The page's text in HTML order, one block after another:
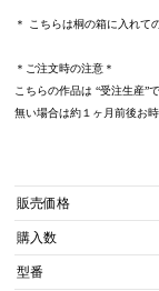
＊ こちらは桐の箱に入れて
＊ご注文時の注意＊
こちらの作品は “受注生産”
無い場合は約１ヶ月前後お
販売価格
購入数
型番